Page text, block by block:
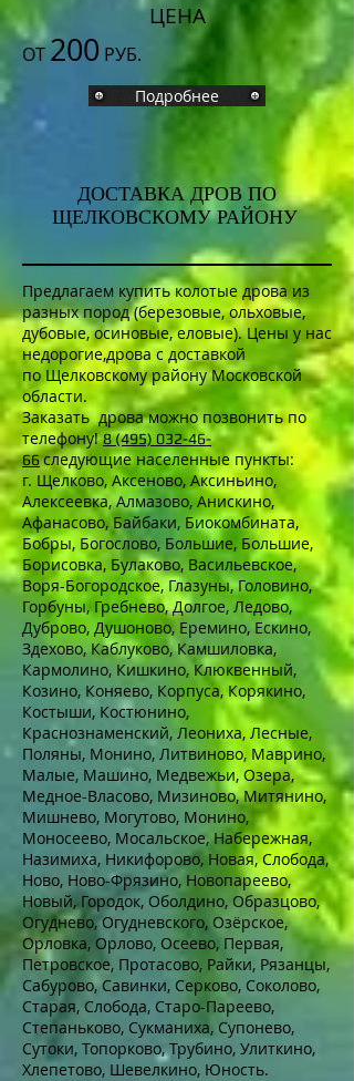
ЦЕНА
ОТ 200 РУБ.
Подробнее
ДОСТАВКА ДРОВ ПО
ЩЕЛКОВСКОМУ РАЙОНУ
Предлагаем купить колотые дрова из
разных пород (березовые, ольховые,
дубовые, осиновые, еловые). Цены у нас
недорогие,дрова с доставкой
по Щелковскому району Московской
области.
Заказать дрова можно позвонить по
телефону!8 (495) 032-46-
66 следующие населенные пункты:​
г. Щелково, Аксеново, Аксиньино,
Алексеевка, Алмазово, Анискино,
Афанасово, Байбаки, Биокомбината,
Бобры, Богослово, Большие, Большие,
Борисовка, Булаково, Васильевское,
Воря-Богородское, Глазуны, Головино,
Горбуны, Гребнево, Долгое, Ледово,
Дуброво, Душоново, Еремино, Ескино,
Здехово, Каблуково, Камшиловка,
Кармолино, Кишкино, Клюквенный,
Козино, Коняево, Корпуса, Корякино,
Костыши, Костюнино,
Краснознаменский, Леониха, Лесные,
Поляны, Монино, Литвиново, Маврино,
Малые, Машино, Медвежьи, Озера,
Медное-Власово, Мизиново, Митянино,
Мишнево, Могутово, Монино,
Моносеево, Мосальское, Набережная,
Назимиха, Никифорово, Новая, Слобода,
Ново, Ново-Фрязино, Новопареево,
Новый, Городок, Оболдино, Образцово,
Огуднево, Огудневского, Озёрское,
Орловка, Орлово, Осеево, Первая,
Петровское, Протасово, Райки, Рязанцы,
Сабурово, Савинки, Серково, Соколово,
Старая, Слобода, Старо-Пареево,
Степаньково, Сукманиха, Супонево,
Сутоки, Топорково, Трубино, Улиткино,
Хлепетово, Шевелкино, Юность.